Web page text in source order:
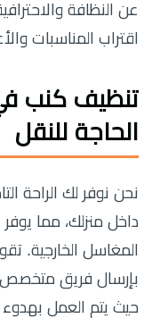
عن النظافة
اقتراب المناسبات
تنظيف كنب
الحاجة للنقل
نحن نوفر لك الراحة
داخل منزلك، مما
المغاسل الخارجية.
بإرسال فريق متخصص
حيث يتم العمل